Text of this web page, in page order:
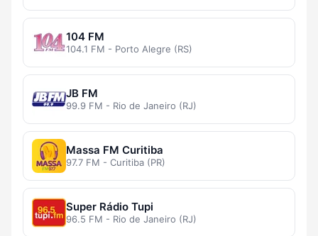
104 FM
104.1 FM - Porto Alegre (RS)
JB FM
99.9 FM - Rio de Janeiro (RJ)
Massa FM Curitiba
97.7 FM - Curitiba (PR)
Super Rádio Tupi
96.5 FM - Rio de Janeiro (RJ)